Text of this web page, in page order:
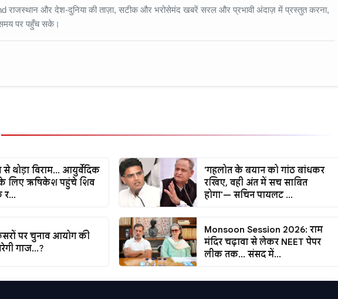
राजस्थान और देश-दुनिया की ताज़ा, सटीक और भरोसेमंद खबरें सरल और प्रभावी अंदाज़ में प्रस्तुत करना,
समय पर पहुँच सके।
से थोड़ा विराम... आयुर्वेदिक
लिए ऋषिकेश पहुंचे शिव
र...
'गहलोत के बयान को गांठ बांधकर
रखिए, वही अंत में सच साबित
होगा'— सचिन पायलट ...
पर चुनाव आयोग की
गाज...?
Monsoon Session 2026: राम
मंदिर चढ़ावा से लेकर NEET पेपर
लीक तक... संसद में...